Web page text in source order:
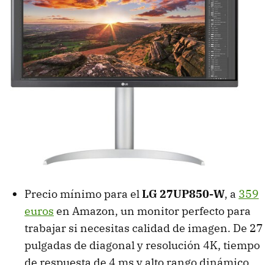
Precio mínimo para elLG 27UP850-W, a 359
euros en Amazon, un monitor perfecto para
trabajar si necesitas calidad de imagen. De 27
pulgadas de diagonal y resolución 4K, tiempo
de respuesta de 4 ms y alto rango dinámico